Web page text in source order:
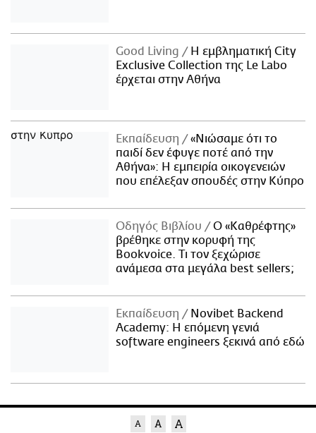
Good Living
Η εμβληματική City
Exclusive Collection της Le Labo
έρχεται στην Αθήνα
Εκπαίδευση
«Νιώσαμε ότι το
παιδί δεν έφυγε ποτέ από την
Αθήνα»: Η εμπειρία οικογενειών
που επέλεξαν σπουδές στην Κύπρο
Οδηγός Βιβλίου
Ο «Καθρέφτης»
βρέθηκε στην κορυφή της
Bookvoice. Τι τον ξεχώρισε
ανάμεσα στα μεγάλα best sellers;
Εκπαίδευση
Novibet Backend
Academy: Η επόμενη γενιά
software engineers ξεκινά από εδώ